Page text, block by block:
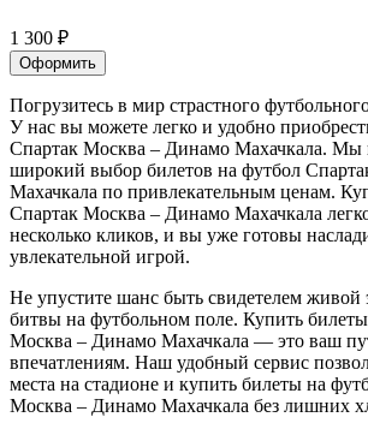
1 300 ₽
Оформить
Погрузитесь в мир страстного
У нас вы можете легко и удобно
Спартак Москва – Динамо Махачкала. Мы
широкий выбор билетов на футбол
Махачкала по привлекательным ценам.
Спартак Москва – Динамо Махачкала
несколько кликов, и вы уже готовы
увлекательной игрой.
Не упустите шанс быть свидетелем живой
битвы на футбольном поле. Купить
Москва – Динамо Махачкала — это ваш
впечатлениям. Наш удобный сервис
места на стадионе и купить билеты на
Москва – Динамо Махачкала без лишних